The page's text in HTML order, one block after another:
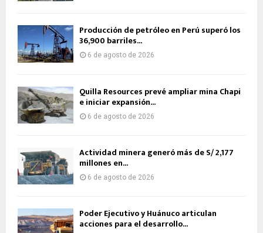
Producción de petróleo en Perú superó los
36,900 barriles...
6 de agosto de 2026
Quilla Resources prevé ampliar mina Chapi
e iniciar expansión...
6 de agosto de 2026
Actividad minera generó más de S/ 2,177
millones en...
6 de agosto de 2026
Poder Ejecutivo y Huánuco articulan
acciones para el desarrollo...